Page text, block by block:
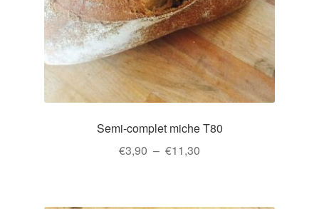
Semi-complet miche T80
€3,90 – €11,30